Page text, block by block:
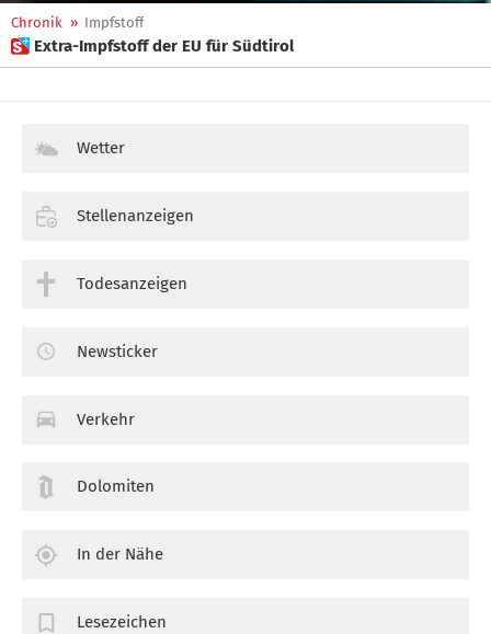
Chronik » Impfstoff
 Extra-Impfstoff der EU für Südtirol
Wetter
Stellenanzeigen
Todesanzeigen
Newsticker
Verkehr
Dolomiten
In der Nähe
Lesezeichen